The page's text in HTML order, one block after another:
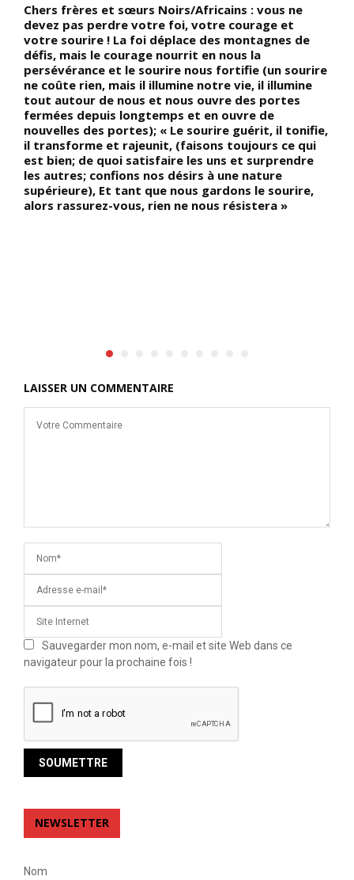
Chers frères et sœurs Noirs/Africains : vous ne
devez pas perdre votre foi, votre courage et
votre sourire ! La foi déplace des montagnes de
défis, mais le courage nourrit en nous la
persévérance et le sourire nous fortifie (un sourire
ne coûte rien, mais il illumine notre vie, il illumine
tout autour de nous et nous ouvre des portes
fermées depuis longtemps et en ouvre de
nouvelles des portes); « Le sourire guérit, il tonifie,
il transforme et rajeunit, (faisons toujours ce qui
est bien; de quoi satisfaire les uns et surprendre
les autres; confions nos désirs à une nature
supérieure), Et tant que nous gardons le sourire,
alors rassurez-vous, rien ne nous résistera »
LAISSER UN COMMENTAIRE
Sauvegarder mon nom, e-mail et site Web dans ce
navigateur pour la prochaine fois !
NEWSLETTER
Nom